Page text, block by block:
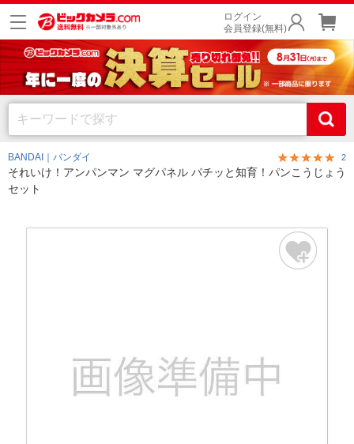
ログイン
会員登録(無料)
BANDAI｜バンダイ 2
それいけ！アンパンマン マグパネル パチッと知育！パンこうじょう
セット